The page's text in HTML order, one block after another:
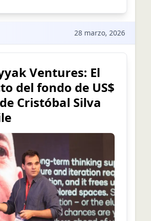
28 marzo, 2026
Ventures: El
del fondo de US$
Cristóbal Silva